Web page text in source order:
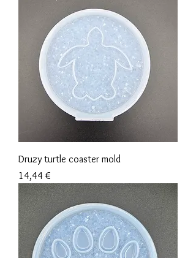
Druzy turtle coaster mold
Prix
14,44 €